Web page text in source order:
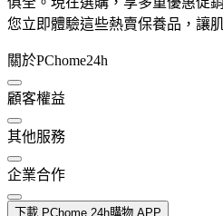
您立即體驗這些熱賣保養品，讓
關於PChome24h
顧客權益
其他服務
企業合作
下載 PChome 24h購物 APP